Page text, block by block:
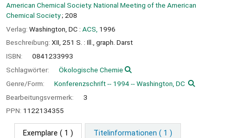
American Chemical Society. National Meeting of the American
Chemical Society; 208
Verlag: Washington, DC : ACS, 1996
Beschreibung: XII, 251 S. : Ill., graph. Darst
ISBN:
0841233993
Schlagwörter:
Ökologische Chemie
Genre/Form:
Konferenzschrift -- 1994 -- Washington, DC
Bearbeitungsvermerk:
3
PPN: 1122134355
Exemplare ( 1 ) Titelinformationen ( 1 )